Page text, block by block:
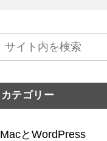
カテゴリー
MacとWordPress